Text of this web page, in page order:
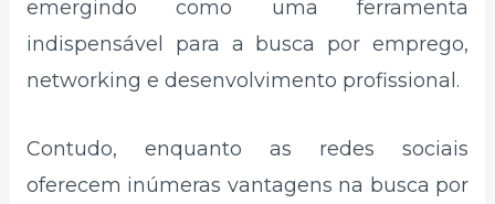
emergindo como uma ferramenta
indispensável para a busca por emprego,
networking e desenvolvimento profissional.
Contudo, enquanto as redes sociais
oferecem inúmeras vantagens na busca por